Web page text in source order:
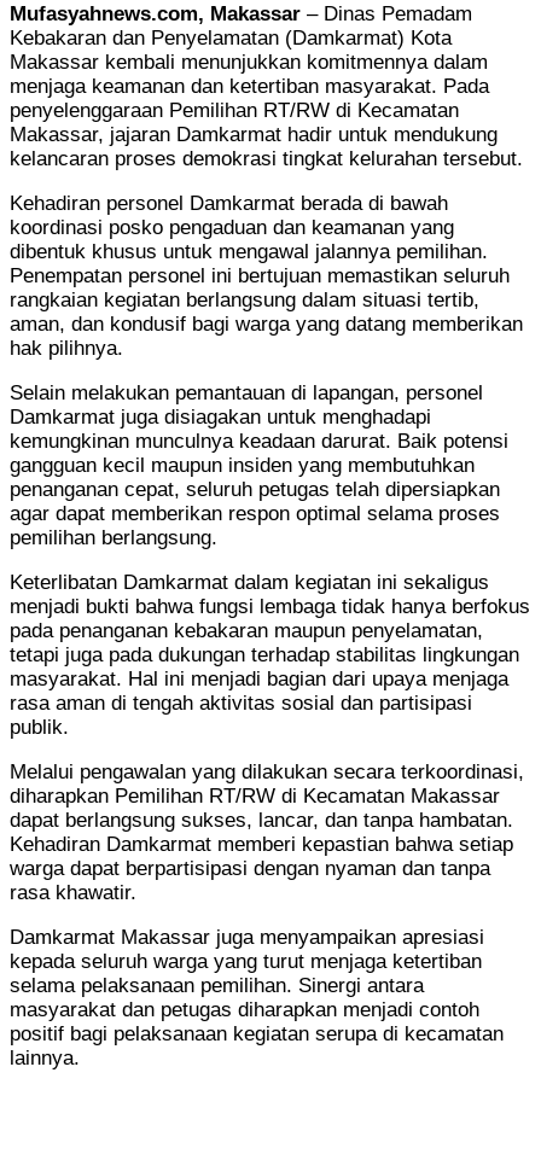
Mufasyahnews.com, Makassar – Dinas Pemadam
Kebakaran dan Penyelamatan (Damkarmat) Kota
Makassar kembali menunjukkan komitmennya dalam
menjaga keamanan dan ketertiban masyarakat. Pada
penyelenggaraan Pemilihan RT/RW di Kecamatan
Makassar, jajaran Damkarmat hadir untuk mendukung
kelancaran proses demokrasi tingkat kelurahan tersebut.
Kehadiran personel Damkarmat berada di bawah
koordinasi posko pengaduan dan keamanan yang
dibentuk khusus untuk mengawal jalannya pemilihan.
Penempatan personel ini bertujuan memastikan seluruh
rangkaian kegiatan berlangsung dalam situasi tertib,
aman, dan kondusif bagi warga yang datang memberikan
hak pilihnya.
Selain melakukan pemantauan di lapangan, personel
Damkarmat juga disiagakan untuk menghadapi
kemungkinan munculnya keadaan darurat. Baik potensi
gangguan kecil maupun insiden yang membutuhkan
penanganan cepat, seluruh petugas telah dipersiapkan
agar dapat memberikan respon optimal selama proses
pemilihan berlangsung.
Keterlibatan Damkarmat dalam kegiatan ini sekaligus
menjadi bukti bahwa fungsi lembaga tidak hanya berfokus
pada penanganan kebakaran maupun penyelamatan,
tetapi juga pada dukungan terhadap stabilitas lingkungan
masyarakat. Hal ini menjadi bagian dari upaya menjaga
rasa aman di tengah aktivitas sosial dan partisipasi
publik.
Melalui pengawalan yang dilakukan secara terkoordinasi,
diharapkan Pemilihan RT/RW di Kecamatan Makassar
dapat berlangsung sukses, lancar, dan tanpa hambatan.
Kehadiran Damkarmat memberi kepastian bahwa setiap
warga dapat berpartisipasi dengan nyaman dan tanpa
rasa khawatir.
Damkarmat Makassar juga menyampaikan apresiasi
kepada seluruh warga yang turut menjaga ketertiban
selama pelaksanaan pemilihan. Sinergi antara
masyarakat dan petugas diharapkan menjadi contoh
positif bagi pelaksanaan kegiatan serupa di kecamatan
lainnya.